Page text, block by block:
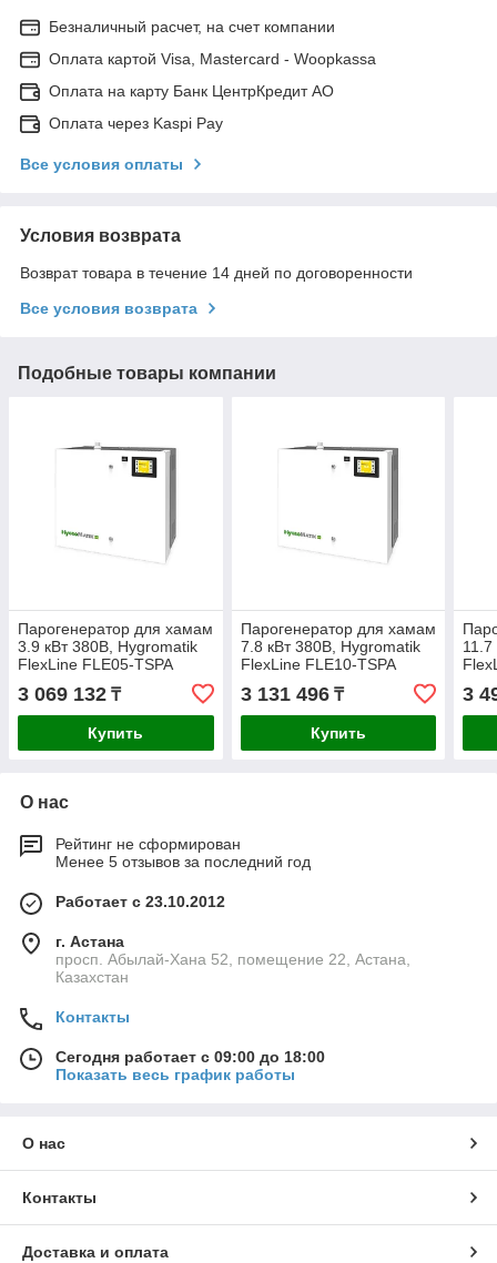
Безналичный расчет, на счет компании
Оплата картой Visa, Mastercard - Woopkassa
Оплата на карту Банк ЦентрКредит АО
Оплата через Kaspi Pay
Все условия оплаты
Условия возврата
Возврат товара в течение 14 дней по договоренности
Все условия возврата
Подобные товары компании
Парогенератор для хамам
3.9 кВт 380В, Hygromatik
FlexLine FLE05-TSPA
3 069 132 ₸
Купить
Парогенератор для хамам
7.8 кВт 380В, Hygromatik
FlexLine FLE10-TSPA
3 131 496₸
Купить
3
О нас
Рейтинг не сформирован
Менее 5 отзывов за последний год
Работает с 23.10.2012
г. Астана
просп. Абылай-Хана 52, помещение 22, Астана,
Казахстан
Контакты
Сегодня работает с 09:00 до 18:00
Показать весь график работы
О нас
Контакты
Доставка и оплата